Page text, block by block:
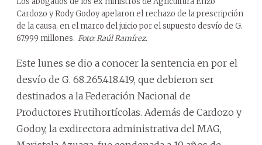
Cardozo y Rody Godoy apelaron el rechazo de la prescripción
de la causa, en el marco del juicio por el supuesto desvío de G.
67.999 millones. Foto: Raúl Ramírez.
Este lunes se dio a conocer la sentencia en por el
desvío de G. 68.265.418.419, que debieron ser
destinados a la Federación Nacional de
Productores Frutihortícolas. Además de Cardozo y
Godoy, la exdirectora administrativa del MAG,